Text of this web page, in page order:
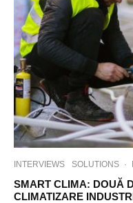
INTERVIEWS SOLUTIONS ·
SMART CLIMA: DOUĂ
CLIMATIZARE